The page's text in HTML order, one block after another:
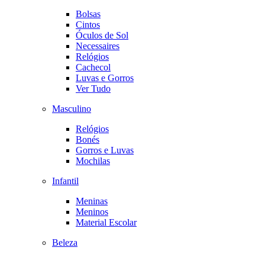
Bolsas
Cintos
Óculos de Sol
Necessaires
Relógios
Cachecol
Luvas e Gorros
Ver Tudo
Masculino
Relógios
Bonés
Gorros e Luvas
Mochilas
Infantil
Meninas
Meninos
Material Escolar
Beleza